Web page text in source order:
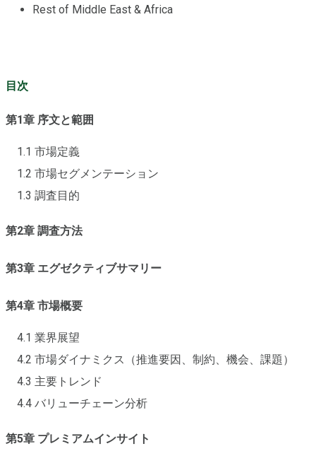
Rest of Middle East & Africa
目次
第1章 序文と範囲
1.1 市場定義
1.2 市場セグメンテーション
1.3 調査目的
第2章 調査方法
第3章 エグゼクティブサマリー
第4章 市場概要
4.1 業界展望
4.2 市場ダイナミクス（推進要因、制約、機会、課題）
4.3 主要トレンド
4.4 バリューチェーン分析
第5章 プレミアムインサイト